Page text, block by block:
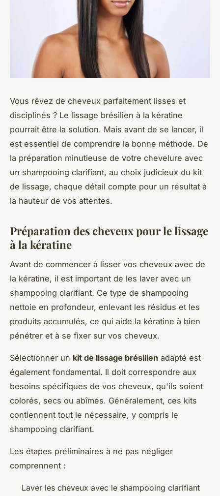
Vous rêvez de cheveux parfaitement lisses et
disciplinés ? Le lissage brésilien à la kératine
pourrait être la solution. Mais avant de se lancer, il
est essentiel de comprendre la bonne méthode. De
la préparation minutieuse de votre chevelure avec
un shampooing clarifiant, au choix judicieux du kit
de lissage, chaque détail compte pour un résultat à
la hauteur de vos attentes.
Préparation des cheveux pour le lissage
à la kératine
Avant de commencer à lisser vos cheveux avec de
la kératine, il est important de les laver avec un
shampooing clarifiant. Ce type de shampooing
nettoie en profondeur, enlevant les résidus et les
produits accumulés, ce qui aide la kératine à bien
pénétrer et à se fixer sur vos cheveux.
Sélectionner un kit de lissage brésilien adapté est
également fondamental. Il doit correspondre aux
besoins spécifiques de vos cheveux, qu'ils soient
colorés, secs ou abîmés. Généralement, ces kits
contiennent tout le nécessaire, y compris le
shampooing clarifiant.
Les étapes préliminaires à ne pas négliger
comprennent :
Laver les cheveux avec le shampooing clarifiant